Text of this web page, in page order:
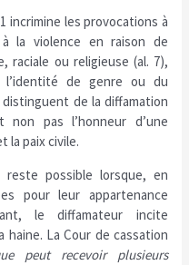
incrimine les provocations à
la violence en raison de
raciale ou religieuse (al. 7),
l’identité de genre ou du
de la diffamation
pas l’honneur d’une
la paix civile.
possible lorsque, en
pour leur appartenance
le diffamateur incite
haine. La Cour de cassation
peut recevoir plusieurs